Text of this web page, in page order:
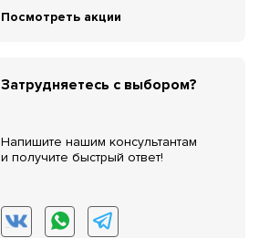
Посмотреть акции
Затрудняетесь с выбором?
Напишите нашим консультантам
и получите быстрый ответ!